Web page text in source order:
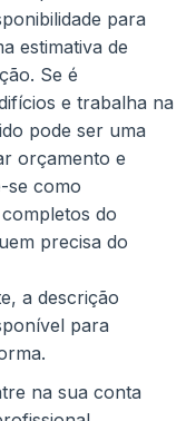
para
estimativa de
Se é
e trabalha na
pode ser uma
orçamento e
se como
do
precisa do
a descrição
para
na sua conta